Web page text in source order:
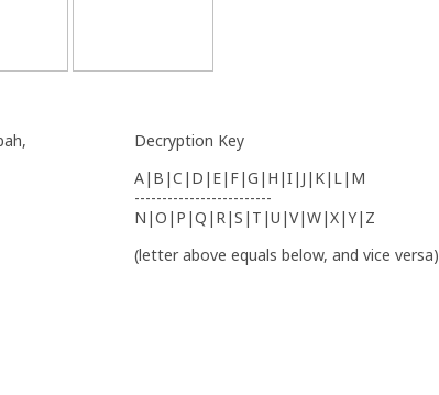
Decryption Key
A|B|C|D|E|F|G|H|I|J|K|L|M
-------------------------
N|O|P|Q|R|S|T|U|V|W|X|Y|Z
(letter above equals below, and vice versa)